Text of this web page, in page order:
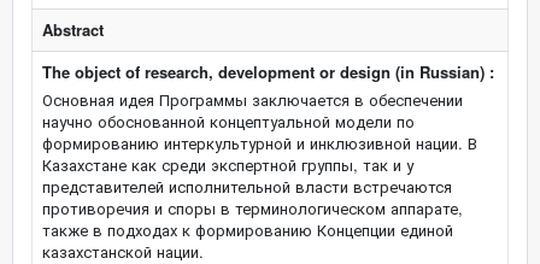
Abstract
The object of research, development or design (in Russian) :
Основная идея Программы заключается в обеспечении
научно обоснованной концептуальной модели по
формированию интеркультурной и инклюзивной нации. В
Казахстане как среди экспертной группы, так и у
представителей исполнительной власти встречаются
противоречия и споры в терминологическом аппарате,
также в подходах к формированию Концепции единой
казахстанской нации.